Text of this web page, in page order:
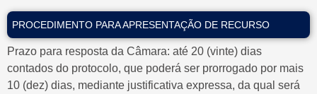
PROCEDIMENTO PARA APRESENTAÇÃO DE RECURSO
Prazo para resposta da Câmara: até 20 (vinte) dias
contados do protocolo, que poderá ser prorrogado por mais
10 (dez) dias, mediante justificativa expressa, da qual será